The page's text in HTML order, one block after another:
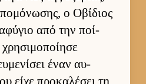
ο Οβίδιος
από την ποί­
έναν αυ­
είχε προκαλέσει τη